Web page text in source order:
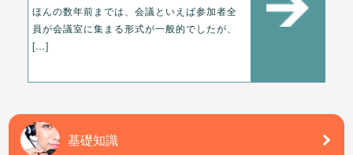
ほんの数年前までは、会議といえば参加者全
員が会議室に集まる形式が一般的でしたが、
[…]
基礎知識